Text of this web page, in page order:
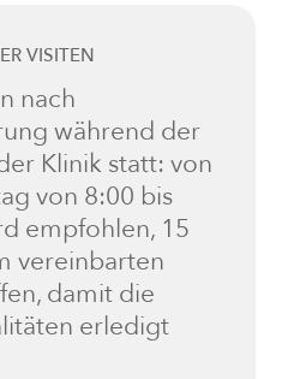
VISITEN
nach
während der
Klinik statt: von
von 8:00 bis
empfohlen, 15
vereinbarten
damit die
erledigt